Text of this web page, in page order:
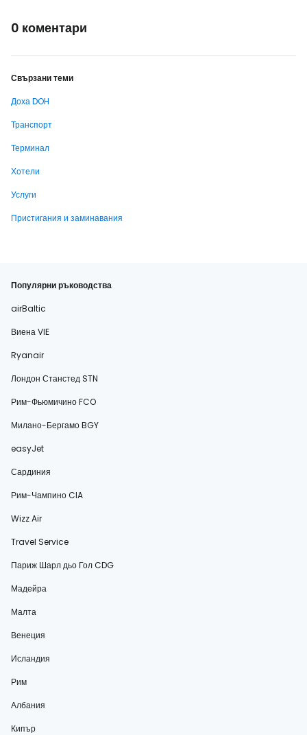
0 коментари
Свързани теми
Доха DOH
Транспорт
Терминал
Хотели
Услуги
Пристигания и заминавания
Популярни ръководства
airBaltic
Виена VIE
Ryanair
Лондон Станстед STN
Рим-Фьюмичино FCO
Милано-Бергамо BGY
easyJet
Сардиния
Рим-Чампино CIA
Wizz Air
Travel Service
Париж Шарл дьо Гол CDG
Мадейра
Малта
Венеция
Исландия
Рим
Албания
Кипър